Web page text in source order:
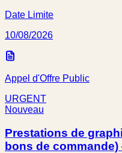
Date Limite
10/08/2026
Appel d'Offre Public
URGENT
Nouveau
Prestations de
bons de